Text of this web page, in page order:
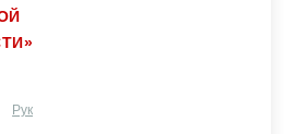
Руководство и